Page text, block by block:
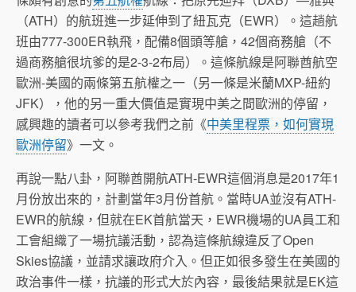
（ATH）的航班進一步延伸到了紐瓦克（EWR）。這趟航
班由777-300ER執飛，配備8個頭等艙，42個商務艙（不
過商務艙很坑爹的是2-3-2布局）。這條航線是阿聯酋航空
歐洲-美國的兩條第五航權之一（另一條是米蘭MXP-紐約
JFK），他的另一重大價值是實現中美之間歐洲的停留，
感興趣的讀者可以參考我們之前《中美里程票，如何實現
歐洲停留》一文。
再說一點八卦，阿聯酋開航ATH-EWR這個消息是2017年1
月份放出來的，計劃當年3月份首航。當時UA並沒有ATH-
EWR的航線，但就在EK首航當天，EWR機場的UA員工和
工會組織了一場抗議活動，認為這條航線違反了Open
Skies協議，並請求讓政府介入。但正如很多發生在美國的
政治事件一樣，抗議的形式大於內容，最後結果就是EK這